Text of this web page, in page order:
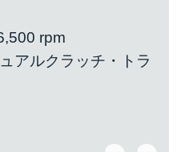
rpm
アルクラッチ・トラ